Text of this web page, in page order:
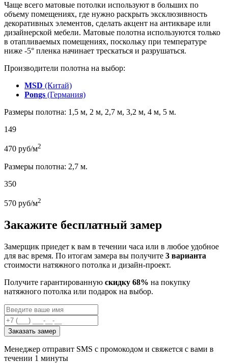
Чаще всего матовые потолки используют в больших по
объему помещениях, где нужно раскрыть эксклюзивность
декоративных элементов, сделать акцент на антикваре или
дизайнерской мебели. Матовые полотна используются только
в отапливаемых помещениях, поскольку при температуре
ниже -5° пленка начинает трескаться и разрушаться.
Производители полотна на выбор:
MSD (Китай)
Pongs (Германия)
Размеры полотна: 1,5 м, 2 м, 2,7 м, 3,2 м, 4 м, 5 м.
149
470 руб/м2
Размеры полотна: 2,7 м.
350
570 руб/м2
Закажите бесплатный замер
Замерщик приедет к вам в течении часа или в любое удобное
для вас время. По итогам замера вы получите 3 варианта
стоимости натяжного потолка и дизайн-проект.
Получите гарантированную скидку 68% на покупку
натяжного потолка или подарок на выбор.
Заказать замер
Менеджер отправит SMS с промокодом и свяжется с вами в
течении 1 минуты